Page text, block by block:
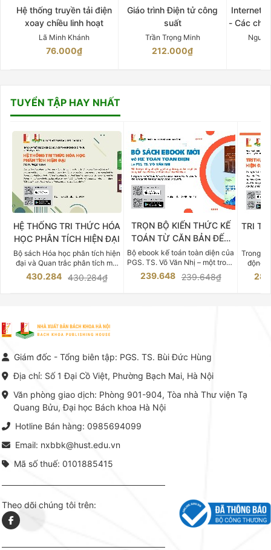
Hệ thống truyền tải điện
xoay chiều linh hoạt
Lã Minh Khánh
76.000₫
Giáo trình Điện tử công
suất
Trần Trọng Minh
212.000₫
Internet
- Các
TUYỂN TẬP HAY NHẤT
HỆ THỐNG TRI THỨC HÓA
HỌC PHÂN TÍCH HIỆN ĐẠI
Bộ sách Hóa học phân tích hiện
đại và Quan trắc phân tích môi
trường của Cố Giáo sư, Tiến sĩ
Phạm Luận là một trong những
vực Hóa học phân tích tại Việt
Nam hiện nay. Bộ sách mang
đến một hệ thống tri thức hoàn
thuật thực hành -> Ứng dụng
chuyên ngành, được NXB Bách
khoa Hà Nội ấn hành cả hai
phiên bản sách giấy và điện tử.
430.284 430.284₫
TRỌN BỘ KIẾN THỨC KẾ
TOÁN TỪ CĂN BẢN ĐẾN
CHUYÊN SÂU
Bộ ebook kế toán toàn diện của
PGS. TS. Võ Văn Nhị – một trong
những chuyên gia hàng đầu,
giàu kinh nghiệm trong lĩnh vực
239.648 239.648₫
TRI
Trong
động
việc
tế và
tín trong
lý. Các
Giám đốc - Tổng biên tập: PGS. TS. Bùi Đức Hùng
Địa chỉ: Số 1 Đại Cồ Việt, Phường Bạch Mai, Hà Nội
Văn phòng giao dịch: Phòng 901-904, Tòa nhà Thư viện Tạ
Quang Bửu, Đại học Bách khoa Hà Nội
Hotline Bán hàng: 0985694099
Email: nxbbk@hust.edu.vn
Mã số thuế: 0101885415
Theo dõi chúng tôi trên: